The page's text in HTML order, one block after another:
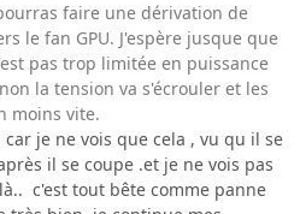
faire une dérivation de
le fan GPU. J'espère jusque que
pas trop limitée en puissance
la tension va s'écrouler et les
moins vite.
car je ne vois que cela , vu qu il se
il se coupe .et je ne vois pas
c'est tout bête comme panne